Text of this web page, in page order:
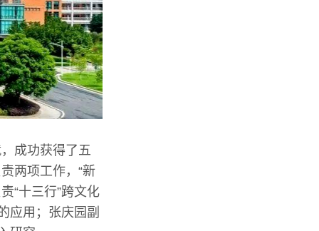
成功获得了五
两项工作，“新
“十三行”跨文化
应用；张庆园副